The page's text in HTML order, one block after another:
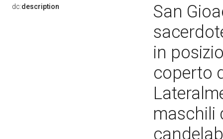
dc:description
San
in
coperto
maschili